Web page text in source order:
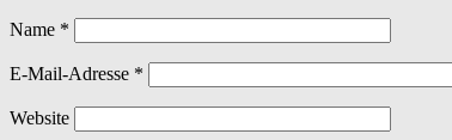
Name *
E-Mail-Adresse *
Website